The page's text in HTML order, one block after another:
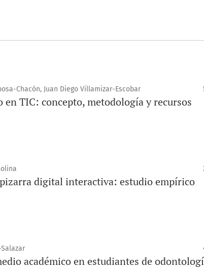
Chacón, Juan Diego Villamizar-Escobar
TIC: concepto, metodología y recursos
digital interactiva: estudio empírico
académico en estudiantes de